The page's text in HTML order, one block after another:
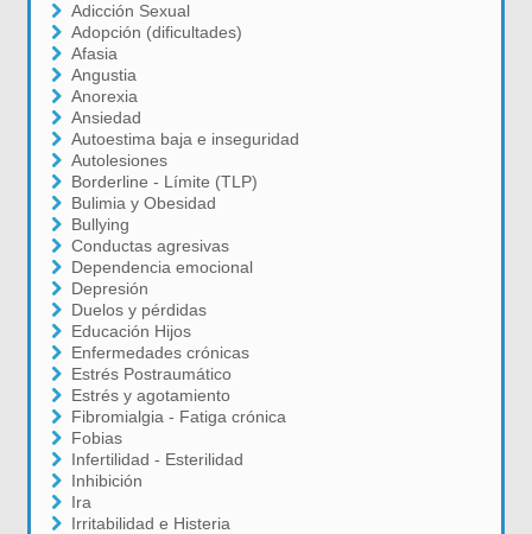
Adicción Sexual
Adopción (dificultades)
Afasia
Angustia
Anorexia
Ansiedad
Autoestima baja e inseguridad
Autolesiones
Borderline - Límite (TLP)
Bulimia y Obesidad
Bullying
Conductas agresivas
Dependencia emocional
Depresión
Duelos y pérdidas
Educación Hijos
Enfermedades crónicas
Estrés Postraumático
Estrés y agotamiento
Fibromialgia - Fatiga crónica
Fobias
Infertilidad - Esterilidad
Inhibición
Ira
Irritabilidad e Histeria